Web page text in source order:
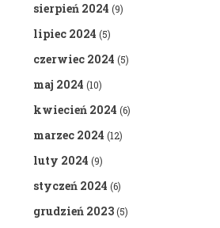
sierpień 2024 (9)
lipiec 2024 (5)
czerwiec 2024 (5)
maj 2024 (10)
kwiecień 2024 (6)
marzec 2024 (12)
luty 2024 (9)
styczeń 2024 (6)
grudzień 2023(5)